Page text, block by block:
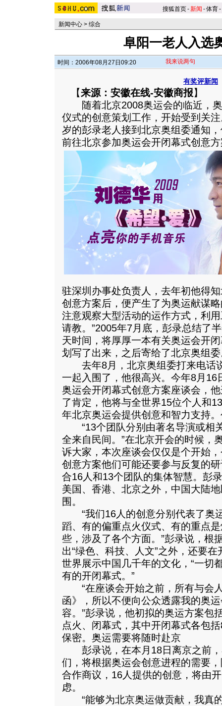
搜狐首页-新闻 -体育-
新闻中心 > 综合
阜阳一老人入选
时间：2006年08月27日09:20 我来说两句
有奖评新闻
【来源：安徽在线-安徽商报】
随着北京2008奥运会的临近，奥
仪式的创意策划工作，开始受到关
岁的彭录老人接到北京奥组委通知
前往北京参加奥运会开闭幕式创意
驻深圳办事处负责人，去年初他得
创意方案后，便产生了为奥运献谋
注意观察大型活动的运作方式，利
请教。”2005年7月底，彭录总结了
天时间，将厚厚一本有关奥运会开
划写了出来，之后寄给了北京奥组
去年8月，北京奥组委打来电话
一起入围了，他很高兴。今年8月16
奥运会开闭幕式创意方案座谈会，
了肯定，他将与全世界15位个人和
年北京奥运会提供创意和智力支持
“13个团队分别由著名导演或相
全来自民间。”在北京开会的时候，
诉大家，本次座谈会仅仅是个开始
创意方案他们可能还要参与反复的
合16人和13个团队的集体智慧。彭
美国、香港、北京之外，中国大陆
围。
“我们16人的创意分别代表了奥
蹈、有的偏重点火仪式、有的重点
些，涉及了各个方面。”彭录说，根
出“绿色、科技、人文”之外，还要
世界展示中国几千年的文化，“一切
有的开闭幕式。”
“在座谈会开始之前，所有与会
函》，所以不便向公众透露我的奥
容。”彭录说，他初拟的奥运方案包
点火、闭幕式，其中开闭幕式各包
保密。奥运需要将随时赴京
彭录说，在本月18日离京之前，
们，将根据奥运会创意进程的需要
合作商议，16人提供的创意，将由
虑。
“能够为北京奥运做贡献，我真